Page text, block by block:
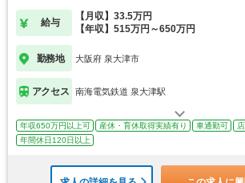
給与
【月収】33.5万円
【年収】515万円～650万円
勤務地 大阪府 泉大津市
アクセス 南海電気鉄道 泉大津駅
年収650万円以上可 産休・育休取得実績有り 車通勤可
年間休日120日以上